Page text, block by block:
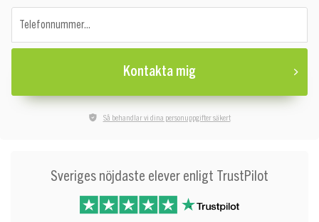
Telefonnummer...
Kontakta mig
Så behandlar vi dina personuppgifter säkert
Sveriges nöjdaste elever enligt TrustPilot